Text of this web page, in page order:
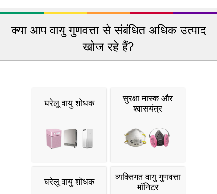
क्या आप वायु गुणवत्ता से संबंधित अधिक उत्पाद
खोज रहे हैं?
घरेलू वायु शोधक
सुरक्षा मास्क और
श्वासयंत्र
घरेलू वायु शोधक
व्यक्तिगत वायु गुणवत्ता
मॉनिटर